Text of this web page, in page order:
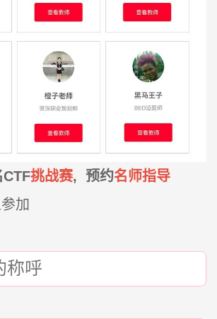
CTF挑战赛, 预约名师指导
加